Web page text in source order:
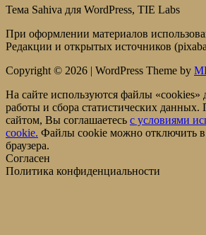
Тема Sahiva для WordPress, TIE Labs
При оформлении материалов
Редакции и открытых источников
Copyright © 2026 | WordPress Theme by
На сайте используются файлы «cookies»
работы и сбора статистических данных.
сайтом, Вы соглашаетесь c условиями
cookie. Файлы cookie можно отключить
браузера.
Согласен
Политика конфиденциальности